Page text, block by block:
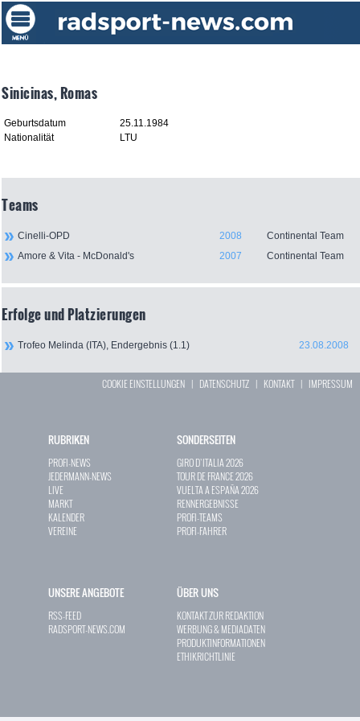
Sinicinas, Romas
Geburtsdatum
25.11.1984
Nationalität
LTU
Teams
Cinelli-OPD 2008
Continental Team
Amore & Vita - McDonald's
2007 Continental Team
Erfolge und Platzierungen
Trofeo Melinda (ITA), Endergebnis (1.1) 23.08.2008
COOKIE EINSTELLUNGEN | DATENSCHUTZ | KONTAKT| IMPRESSUM
RUBRIKEN
PROFI-NEWS
JEDERMANN-NEWS
LIVE
MARKT
KALENDER
VEREINE
SONDERSEITEN
GIRO D`ITALIA 2026
TOUR DE FRANCE 2026
VUELTA A ESPAÑA 2026
RENNERGEBNISSE
PROFI-TEAMS
PROFI-FAHRER
UNSERE ANGEBOTE
RSS-FEED
RADSPORT-NEWS.COM
ÜBER UNS
KONTAKT ZUR REDAKTION
WERBUNG & MEDIADATEN
PRODUKTINFORMATIONEN
ETHIKRICHTLINIE